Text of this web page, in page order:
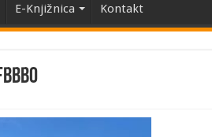
E-Knjižnica Kontakt